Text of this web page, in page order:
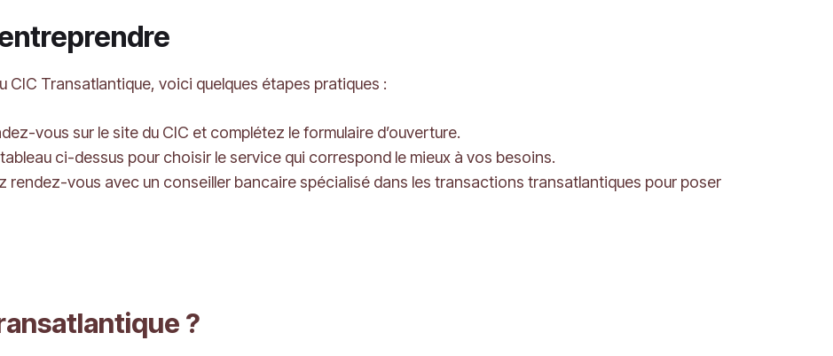
CIC Transatlantique, voici quelques étapes pratiques :
vous sur le site du CIC et complétez le formulaire d’ouverture.
ci-dessus pour choisir le service qui correspond le mieux à vos besoins.
rendez-vous avec un conseiller bancaire spécialisé dans les transactions transatlantiques pour poser
?